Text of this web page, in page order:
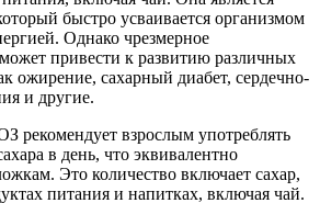
быстро усваивается организмом
Однако чрезмерное
привести к развитию различных
ожирение, сахарный диабет, сердечно-
и другие.
рекомендует взрослым употреблять
в день, что эквивалентно
Это количество включает сахар,
питания и напитках, включая чай.